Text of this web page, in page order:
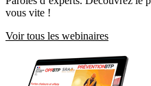
vous vite !
Voir tous les webinaires